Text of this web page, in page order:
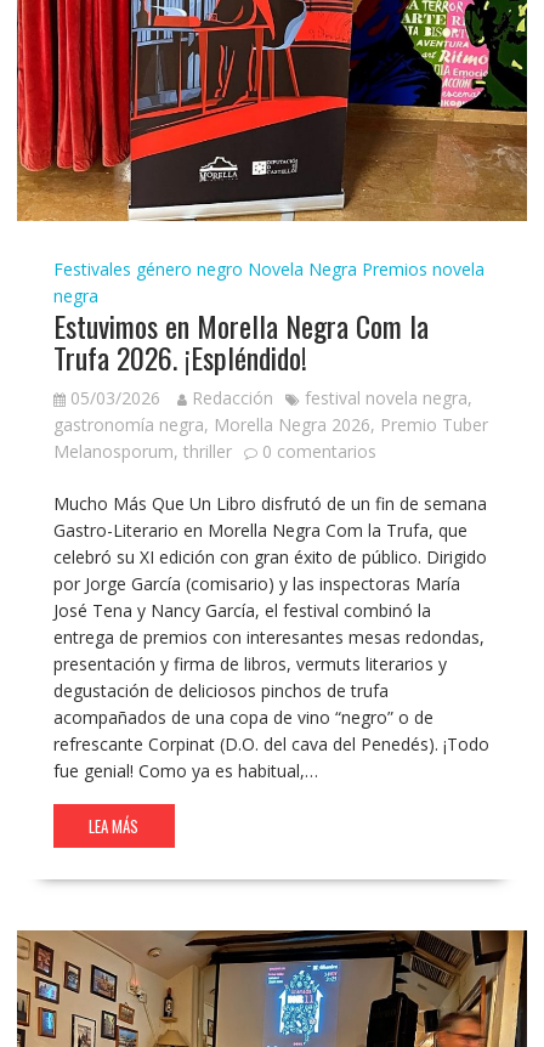
Festivales género negro Novela Negra Premios novela
negra
Estuvimos en Morella Negra Com la
Trufa 2026. ¡Espléndido!
05/03/2026 Redacción festival novela negra,
gastronomía negra, Morella Negra 2026, Premio Tuber
Melanosporum, thriller 0 comentarios
Mucho Más Que Un Libro disfrutó de un fin de semana
Gastro-Literario en Morella Negra Com la Trufa, que
celebró su XI edición con gran éxito de público. Dirigido
por Jorge García (comisario) y las inspectoras María
José Tena y Nancy García, el festival combinó la
entrega de premios con interesantes mesas redondas,
presentación y firma de libros, vermuts literarios y
degustación de deliciosos pinchos de trufa
acompañados de una copa de vino “negro” o de
refrescante Corpinat (D.O. del cava del Penedés). ¡Todo
fue genial! Como ya es habitual,…
LEA MÁS